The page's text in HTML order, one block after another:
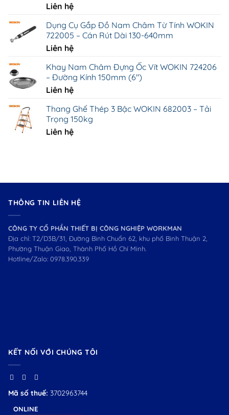
Liên hệ
Dụng Cụ Gắp Đồ Nam Châm Từ Tính WOKIN
722005 – Cán Rút Dài 130-640mm
Liên hệ
Khay Nam Châm Đựng Ốc Vít WOKIN 724206
– Đường Kính 150mm (6")
Liên hệ
Thang Ghế Thép 3 Bậc WOKIN 682003 – Tải
Trọng 150kg
Liên hệ
THÔNG TIN LIÊN HỆ
CÔNG TY CỔ PHẦN THIẾT BỊ CÔNG NGHIỆP WORKMAN
Địa chỉ: T2/D3B/31, Đường Bình Chuẩn 62, khu phố Bình Thuận 2,
Phường Thuận Giao, Thành Phố Hồ Chí Minh.
Hotline/Zalo: 0978.390.339
KẾT NỐI VỚI CHÚNG TÔI
Mã số thuế: 3702963744
ONLINE